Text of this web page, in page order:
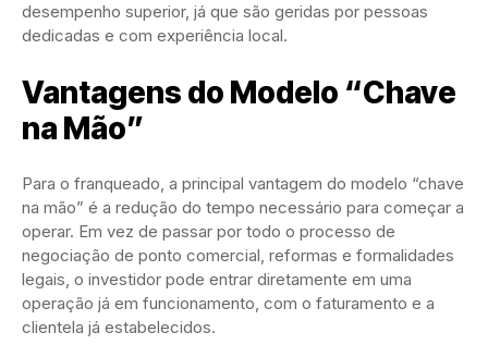
desempenho superior, já que são geridas por pessoas
dedicadas e com experiência local.
Vantagens do Modelo “Chave
na Mão”
Para o franqueado, a principal vantagem do modelo “chave
na mão” é a redução do tempo necessário para começar a
operar. Em vez de passar por todo o processo de
negociação de ponto comercial, reformas e formalidades
legais, o investidor pode entrar diretamente em uma
operação já em funcionamento, com o faturamento e a
clientela já estabelecidos.